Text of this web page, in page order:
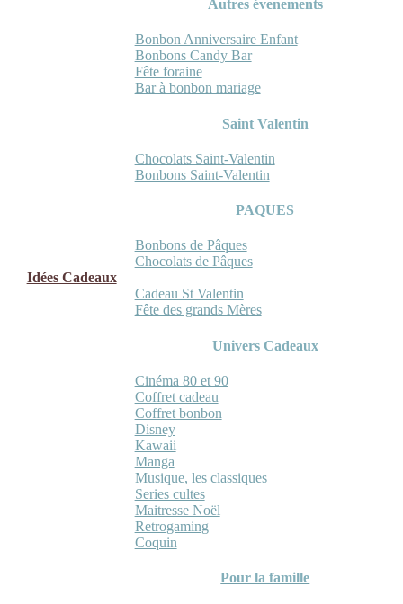
Autres évenements
Bonbon Anniversaire Enfant
Bonbons Candy Bar
Fête foraine
Bar à bonbon mariage
Saint Valentin
Chocolats Saint-Valentin
Bonbons Saint-Valentin
PAQUES
Bonbons de Pâques
Chocolats de Pâques
Idées Cadeaux
Cadeau St Valentin
Fête des grands Mères
Univers Cadeaux
Cinéma 80 et 90
Coffret cadeau
Coffret bonbon
Disney
Kawaii
Manga
Musique, les classiques
Series cultes
Maitresse Noël
Retrogaming
Coquin
Pour la famille